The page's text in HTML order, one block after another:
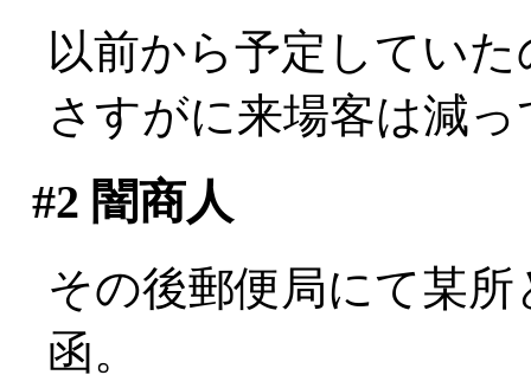
以前から予定してい
さすがに来場客は減
#2 闇商人
その後郵便局にて某
函。